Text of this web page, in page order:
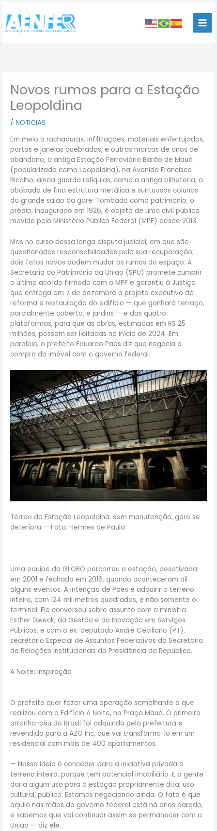
para
conteúdo
Novos rumos para a Estação
Leopoldina
/NOTICIAS
Em meio a rachaduras, infiltrações, materiais enferrujados,
portas e janelas quebradas, e outras marcas de anos de
abandono, a antiga Estação Ferroviária Barão de Mauá
(popularizada como Leopoldina), na Avenida Francisco
Bicalho, ainda guarda relíquias, como a antiga bilheteria, a
abóbada de fina estrutura metálica e suntuosas colunas
do grande salão da gare. Tombado como patrimônio, o
prédio, inaugurado em 1926, é objeto de uma civil pública
movida pelo Ministério Público Federal (MPF) desde 2013.
Mas no curso dessa longa disputa judicial, em que são
questionadas responsabilidades pela sua recuperação,
dois fatos novos podem mudar os rumos do espaço. A
Secretaria do Patrimônio da União (SPU) promete cumprir
o último acordo firmado com o MPF e garantiu à Justiça
que entrega em 7 de dezembro o projeto executivo de
reforma e restauração do edifício — que ganhará terraço,
parcialmente coberto, e jardins — e das quatro
plataformas, para que as obras, estimadas em R$ 25
milhões, possam ser licitadas no início de 2024. Em
paralelo, o prefeito Eduardo Paes diz que negocia a
compra do imóvel com o governo federal.
Térreo da Estação Leopoldina: sem manutenção, gare se
deteriora — Foto: Hermes de Paula
Uma equipe do GLOBO percorreu a estação, desativada
em 2001 e fechada em 2016, quando aconteceram ali
alguns eventos. A intenção de Paes é adquirir o terreno
inteiro, com 124 mil metros quadrados, e não somente o
terminal. Ele conversou sobre assunto com a ministra
Esther Dweck, da Gestão e da Inovação em Serviços
Públicos, e com o ex-deputado André Ceciliano (PT),
secretário Especial de Assuntos Federativos da Secretaria
de Relações Institucionais da Presidência da República.
A Noite: inspiração
O prefeito quer fazer uma operação semelhante a que
realizou com o Edifício A Noite, na Praça Mauá. O primeiro
arranha-céu do Brasil foi adquirido pela prefeitura e
revendido para a AZO Inc, que vai transformá-lo em um
residencial com mais de 400 apartamentos.
— Nossa ideia é conceder para a iniciativa privada o
terreno inteiro, porque tem potencial imobiliário. E a gente
daria algum uso para a estação propriamente dita; uso
cultural, público. Estamos negociando ainda. O fato é que
aquilo nas mãos do governo federal está há anos parado,
e sabemos que vai continuar assim se permanecer com a
União — diz ele.